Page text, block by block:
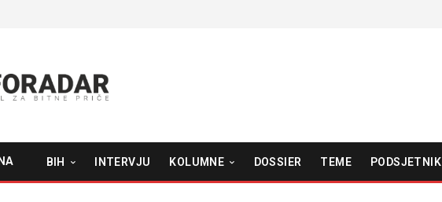
BIH INTERVJU KOLUMNE DOSSIER TEME PODSJETNIK